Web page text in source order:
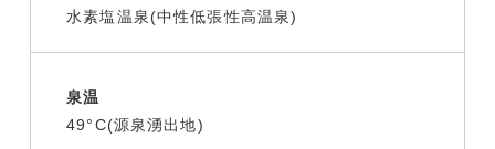
水素塩温泉(中性低張性高温泉)
泉温
49°C(源泉湧出地)